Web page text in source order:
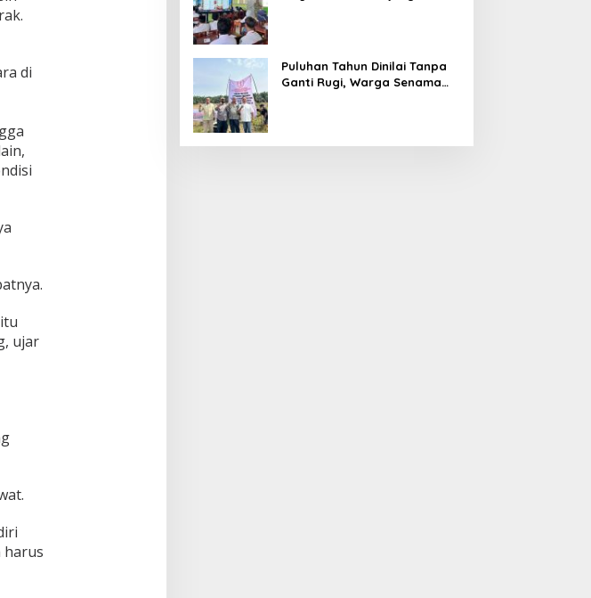
di
ujar
harus
Sekolah
Puluhan Tahun Dinilai Tanpa
Ganti Rugi, Warga Senama